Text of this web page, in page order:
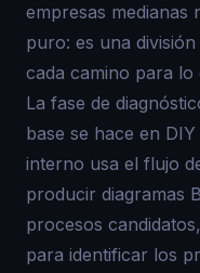
empresas
puro: es una
cada camino para lo
La fase de
base se hace en
interno usa el flujo
producir diagramas
procesos
para identificar los